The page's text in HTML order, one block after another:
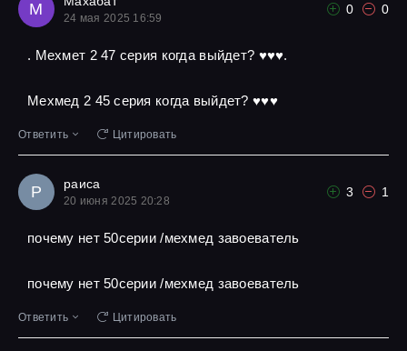
М
24 мая 2025 16:59
0 0
. Мехмет 2 47 серия когда выйдет? ♥️♥️♥️.
Мехмед 2 45 серия когда выйдет? ♥️♥️♥️
Ответить Цитировать
Р раиса
20 июня 2025 20:28
3 1
почему нет 50серии /мехмед завоеватель
почему нет 50серии /мехмед завоеватель
Ответить Цитировать